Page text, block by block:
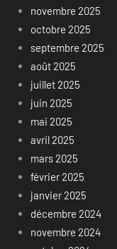
novembre 2025
octobre 2025
septembre 2025
août 2025
juillet 2025
juin 2025
mai 2025
avril 2025
mars 2025
février 2025
janvier 2025
décembre 2024
novembre 2024